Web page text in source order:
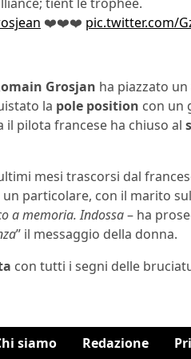
❤️❤️❤️ pic.twitter.com/
Grosjan ha piazzato
la pole position con un
il pilota francese ha chiuso al
mesi trascorsi dal
particolare, con il marito
a memoria. Indossa– ha
” il messaggio della donna.
con tutti i segni delle
siamo Redazione